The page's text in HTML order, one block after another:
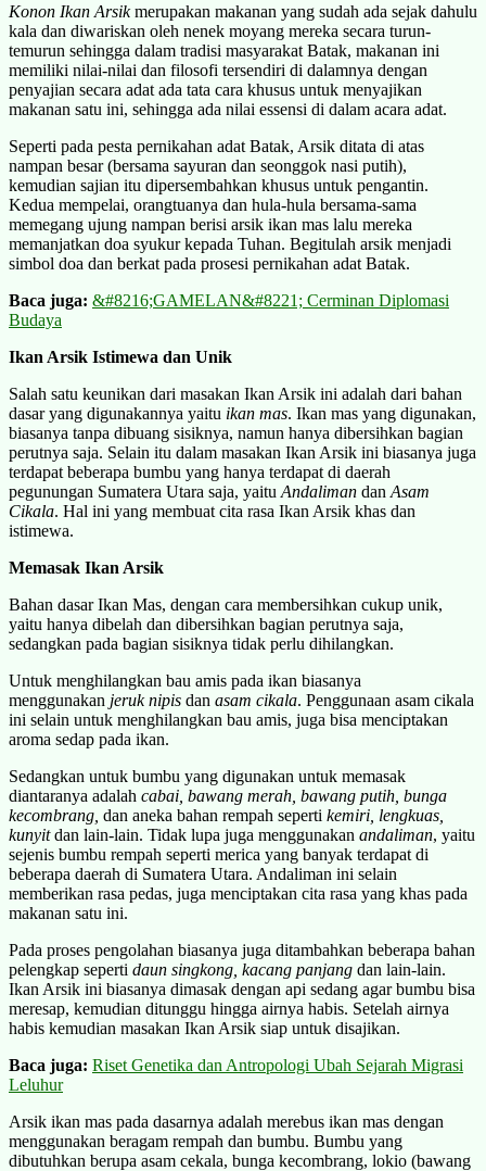
Konon Ikan Arsikmerupakan makanan yang sudah ada sejak dahulu
kala dan diwariskan oleh nenek moyang mereka secara turun-
temurun sehingga dalam tradisi masyarakat Batak, makanan ini
memiliki nilai-nilai dan filosofi tersendiri di dalamnya dengan
penyajian secara adat ada tata cara khusus untuk menyajikan
makanan satu ini, sehingga ada nilai essensi di dalam acara adat.
Seperti pada pesta pernikahan adat Batak, Arsik ditata di atas
nampan besar (bersama sayuran dan seonggok nasi putih),
kemudian sajian itu dipersembahkan khusus untuk pengantin.
Kedua mempelai, orangtuanya dan hula-hula bersama-sama
memegang ujung nampan berisi arsik ikan mas lalu mereka
memanjatkan doa syukur kepada Tuhan. Begitulah arsik menjadi
simbol doa dan berkat pada prosesi pernikahan adat Batak.
Baca juga: &#8216;GAMELAN&#8221; Cerminan Diplomasi
Budaya
Ikan Arsik Istimewa dan Unik
Salah satu keunikan dari masakan Ikan Arsik ini adalah dari bahan
dasar yang digunakannya yaitu ikan mas. Ikan mas yang digunakan,
biasanya tanpa dibuang sisiknya, namun hanya dibersihkan bagian
perutnya saja. Selain itu dalam masakan Ikan Arsik ini biasanya juga
terdapat beberapa bumbu yang hanya terdapat di daerah
pegunungan Sumatera Utara saja, yaitu Andaliman dan Asam
Cikala. Hal ini yang membuat cita rasa Ikan Arsik khas dan
istimewa.
Memasak Ikan Arsik
Bahan dasar Ikan Mas, dengan cara membersihkan cukup unik,
yaitu hanya dibelah dan dibersihkan bagian perutnya saja,
sedangkan pada bagian sisiknya tidak perlu dihilangkan.
Untuk menghilangkan bau amis pada ikan biasanya
menggunakan jeruk nipis dan asam cikala. Penggunaan asam cikala
ini selain untuk menghilangkan bau amis, juga bisa menciptakan
aroma sedap pada ikan.
Sedangkan untuk bumbu yang digunakan untuk memasak
diantaranya adalah cabai, bawang merah, bawang putih, bunga
kecombrang, dan aneka bahan rempah seperti kemiri, lengkuas,
kunyitdan lain-lain. Tidak lupa juga menggunakan andaliman, yaitu
sejenis bumbu rempah seperti merica yang banyak terdapat di
beberapa daerah di Sumatera Utara. Andaliman ini selain
memberikan rasa pedas, juga menciptakan cita rasa yang khas pada
makanan satu ini.
Pada proses pengolahan biasanya juga ditambahkan beberapa bahan
pelengkap seperti daun singkong, kacang panjang dan lain-lain.
Ikan Arsik ini biasanya dimasak dengan api sedang agar bumbu bisa
meresap, kemudian ditunggu hingga airnya habis. Setelah airnya
habis kemudian masakan Ikan Arsik siap untuk disajikan.
Baca juga: Riset Genetika dan Antropologi Ubah Sejarah Migrasi
Leluhur
Arsik ikan mas pada dasarnya adalah merebus ikan mas dengan
menggunakan beragam rempah dan bumbu. Bumbu yang
dibutuhkan berupa asam cekala, bunga kecombrang, lokio (bawang